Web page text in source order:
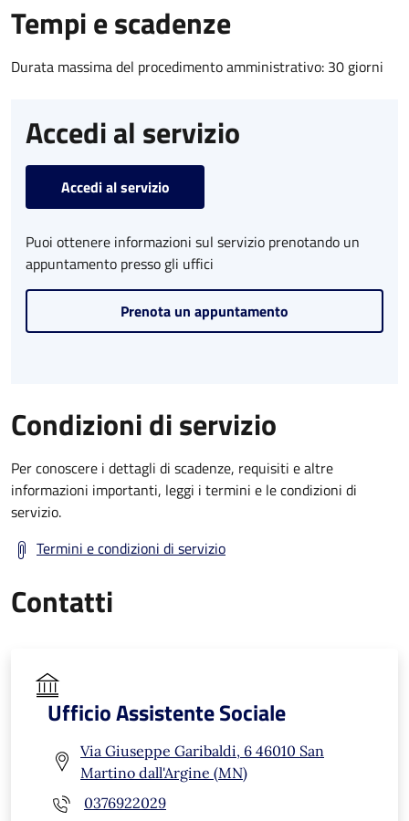
Tempi e scadenze
Durata massima del procedimento amministrativo: 30 giorni
Accedi al servizio
Accedi al servizio
Puoi ottenere informazioni sul servizio prenotando un
appuntamento presso gli uffici
Prenota un appuntamento
Condizioni di servizio
Per conoscere i dettagli di scadenze, requisiti e altre
informazioni importanti, leggi i termini e le condizioni di
servizio.
Termini e condizioni di servizio
Contatti
Ufficio Assistente Sociale
Via Giuseppe Garibaldi, 6 46010 San
Martino dall'Argine (MN)
0376922029